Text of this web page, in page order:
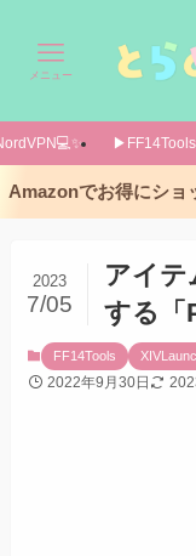
メニュー
Amazonでお得にショ
アイテ
する「
2023
7/05
FF14Tools
2022年9月30日
概要
実際のス
導入方法
設定画面
あとがき